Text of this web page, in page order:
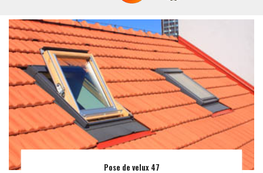
Pose de velux 47